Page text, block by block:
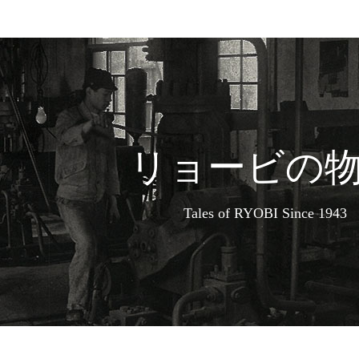
リョービの
Tales of RYOBI Since 1943